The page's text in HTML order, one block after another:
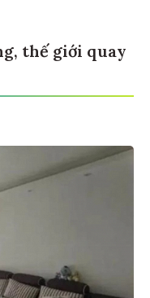
thế giới quay